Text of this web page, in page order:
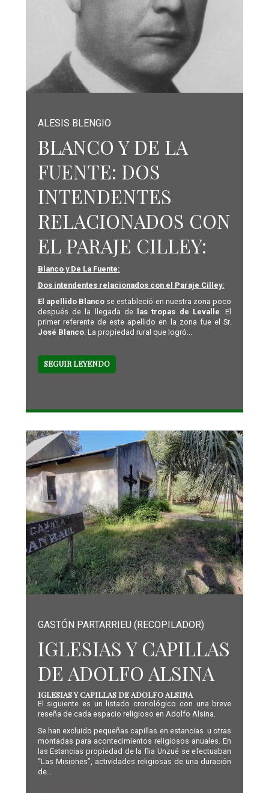
ALESIS BLENGIO
BLANCO Y DE LA
FUENTE: DOS
INTENDENTES
RELACIONADOS CON
EL PARAJE CILLEY:
Blanco y De La Fuente:
Dos intendentes relacionados con el Paraje Cilley:
El apellido Blanco se estableció en nuestra zona poco
después de la llegada delas tropas de Levalle. El
primer referente de este apellido en la zona fue el Sr.
José Blanco. La propiedad rural que logró...
SEGUIR LEYENDO
GASTÓN PARTARRIEU (RECOPILADOR)
IGLESIAS Y CAPILLAS
DE ADOLFO ALSINA
IGLESIAS Y CAPILLAS DE ADOLFO ALSINA
El siguiente es un listado cronológico con una breve
reseña de cada espacio religioso en Adolfo Alsina.
Se han excluido pequeñas capillas en estancias u otras
montadas para acontecimientos religiosos anuales. En
las Estancias propiedad de la flia Unzué se efectuaban
“Las Misiones”, actividades religiosas de una duración
de...